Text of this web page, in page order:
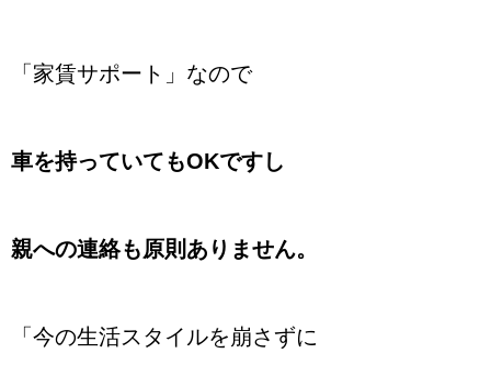
「家賃サポート」なので
車を持っていてもOKですし
親への連絡も原則ありません。
「今の生活スタイルを崩さずに